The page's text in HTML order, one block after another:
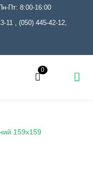
Пт: 8:00-16:00
11 , (050) 445-42-12,
0
159х159